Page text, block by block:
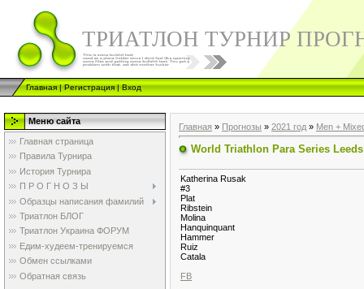
ТРИАТЛОН ТУРНИР
Главная|Регистрация|Вход
Меню сайта
Главная страница
Правила Турнира
История Турнира
П Р О Г Н О З Ы
Образцы написания фамилий
Триатлон БЛОГ
Триатлон Украина ФОРУМ
Едим-худеем-тренируемся
Обмен ссылками
Обратная связь
Главная » Прогнозы » 2021 год » Men +
World Triathlon Para Series Leeds
Katherina Rusak
#3
Plat
Ribstein
Molina
Hanquinquant
Hammer
Ruiz
Catala
FB